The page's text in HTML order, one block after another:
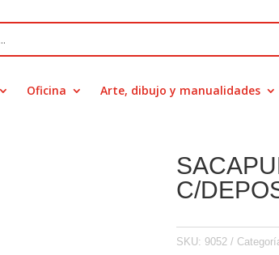
Oficina Arte, dibujo y manualidades
C/
SKU: 9052